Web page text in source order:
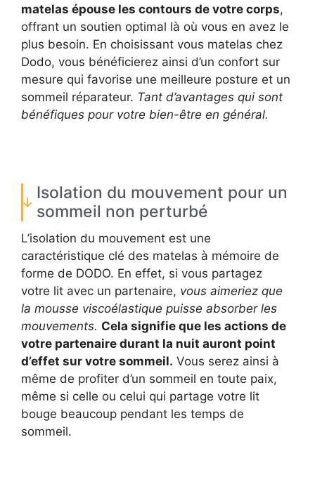
matelas épouse les contours de votre corps,
offrant un soutien optimal là où vous en avez le
plus besoin. En choisissant vous matelas chez
Dodo, vous bénéficierez ainsi d’un confort sur
mesure qui favorise une meilleure posture et un
sommeil réparateur. Tant d’avantages qui sont
bénéfiques pour votre bien-être en général.
Isolation du mouvement pour un
sommeil non perturbé
L’isolation du mouvement est une
caractéristique clé des matelas à mémoire de
forme de DODO. En effet, si vous partagez
votre lit avec un partenaire, vous aimeriez que
la mousse viscoélastique puisse absorber les
mouvements. Cela signifie que les actions de
votre partenaire durant la nuit auront point
d’effet sur votre sommeil. Vous serez ainsi à
même de profiter d’un sommeil en toute paix,
même si celle ou celui qui partage votre lit
bouge beaucoup pendant les temps de
sommeil.